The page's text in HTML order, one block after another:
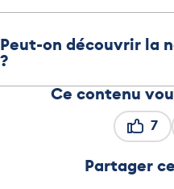
Peut-on découvrir la
?
Ce contenu
7
Partager